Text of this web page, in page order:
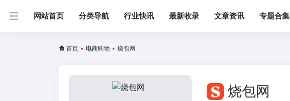
网站首页 分类导航 行业快讯 最新收录 文章资讯 专题合集
首页 • 电商购物 • 烧包网
烧包网